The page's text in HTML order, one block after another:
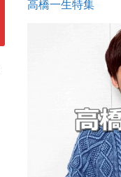
高橋一生特集